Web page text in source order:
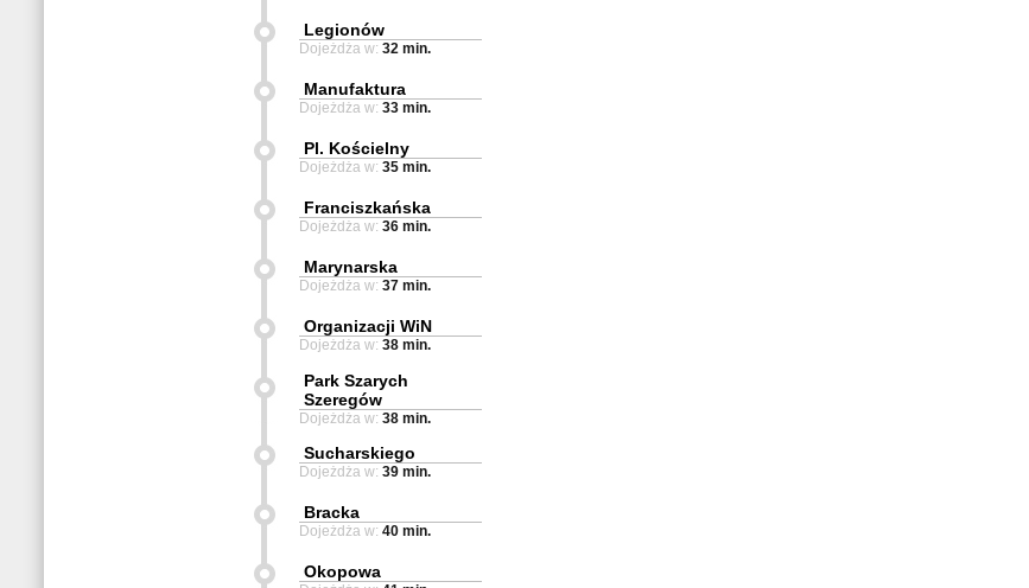
Legionów
Dojeżdża w: 32 min.
Manufaktura
Dojeżdża w: 33 min.
Pl. Kościelny
Dojeżdża w: 35 min.
Franciszkańska
Dojeżdża w: 36 min.
Marynarska
Dojeżdża w: 37 min.
Organizacji WiN
Dojeżdża w: 38 min.
Park Szarych
Szeregów
Dojeżdża w: 38 min.
Sucharskiego
Dojeżdża w: 39 min.
Bracka
Dojeżdża w: 40 min.
Okopowa